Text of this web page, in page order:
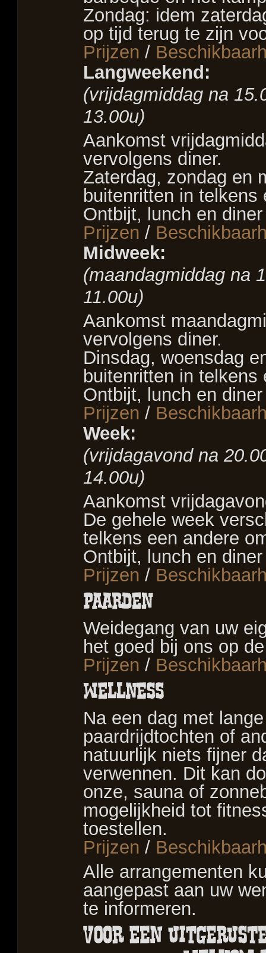
Zondag: idem
op tijd terug te zijn
Prijzen /
Langweekend:
(vrijdagmiddag na
13.00u)
–
Aankomst
vervolgens diner.
Zaterdag, zondag en
buitenritten in
Ontbijt, lunch en
Prijzen /
Midweek:
(maandagmiddag na
11.00u)
–
Aankomst
vervolgens diner.
Dinsdag, woensdag
buitenritten in
Ontbijt, lunch en
Prijzen /
Week:
(vrijdagavond na
14.00u)
–
Aankomst
De gehele week
telkens een andere
Ontbijt, lunch en
Prijzen /
Weidegang van uw
het goed bij ons op
Prijzen /
Na een dag met
paardrijdtochten of
natuurlijk niets fijner
verwennen. Dit kan
onze, sauna of
mogelijkheid tot
toestellen.
Prijzen /
Alle arrangementen
aangepast aan uw
te informeren.